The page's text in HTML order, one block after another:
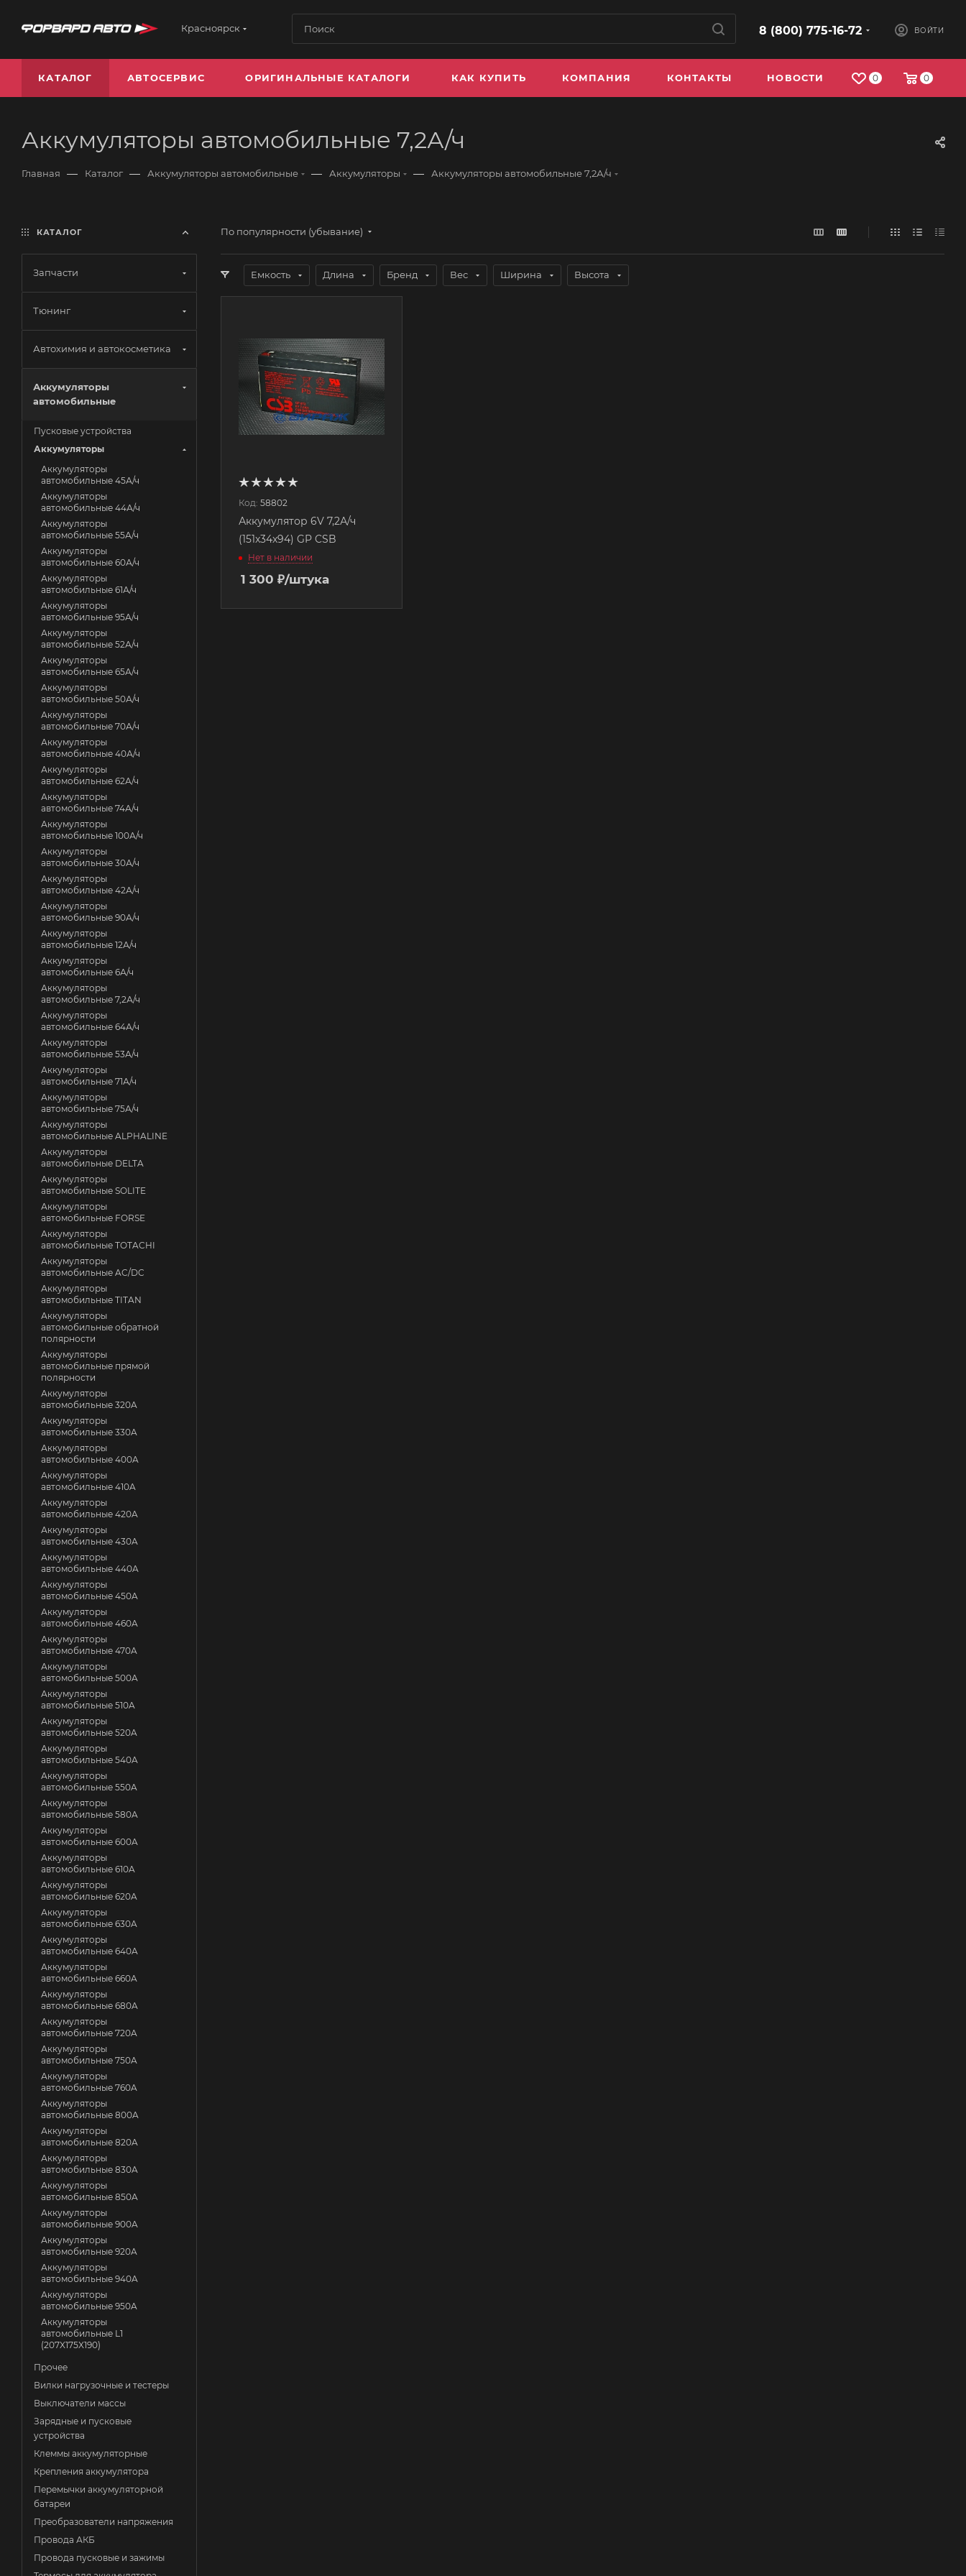
Красноярск 8 (800) 775-16-72 ВОЙТИ
0 0
КАТАЛОГ АВТОСЕРВИС ОРИГИНАЛЬНЫЕ КАТАЛОГИ КАК КУПИТЬ КОМПАНИЯ КОНТАКТЫ НОВОСТИ
Аккумуляторы автомобильные 7,2А/ч
Главная — Каталог — Аккумуляторы автомобильные — Аккумуляторы — Аккумуляторы автомобильные 7,2А/ч
По популярности (убывание)
Емкость Длина Бренд Вес Ширина Высота
Код: 58802
Аккумулятор 6V 7,2А/ч
(151x34x94) GP CSB
Нет в наличии
1 300 ₽/штука
КАТАЛОГ
Запчасти
Тюнинг
Автохимия и автокосметика
Аккумуляторы
автомобильные
Пусковые устройства
Аккумуляторы
Аккумуляторы
автомобильные 45А/ч
Аккумуляторы
автомобильные 44А/ч
Аккумуляторы
автомобильные 55А/ч
Аккумуляторы
автомобильные 60А/ч
Аккумуляторы
автомобильные 61А/ч
Аккумуляторы
автомобильные 95А/ч
Аккумуляторы
автомобильные 52А/ч
Аккумуляторы
автомобильные 65А/ч
Аккумуляторы
автомобильные 50А/ч
Аккумуляторы
автомобильные 70А/ч
Аккумуляторы
автомобильные 40А/ч
Аккумуляторы
автомобильные 62А/ч
Аккумуляторы
автомобильные 74А/ч
Аккумуляторы
автомобильные 100А/ч
Аккумуляторы
автомобильные 30А/ч
Аккумуляторы
автомобильные 42А/ч
Аккумуляторы
автомобильные 90А/ч
Аккумуляторы
автомобильные 12А/ч
Аккумуляторы
автомобильные 6А/ч
Аккумуляторы
автомобильные 7,2А/ч
Аккумуляторы
автомобильные 64А/ч
Аккумуляторы
автомобильные 53А/ч
Аккумуляторы
автомобильные 71А/ч
Аккумуляторы
автомобильные 75А/ч
Аккумуляторы
автомобильные ALPHALINE
Аккумуляторы
автомобильные DELTA
Аккумуляторы
автомобильные SOLITE
Аккумуляторы
автомобильные FORSE
Аккумуляторы
автомобильные TOTACHI
Аккумуляторы
автомобильные AC/DC
Аккумуляторы
автомобильные TITAN
Аккумуляторы
автомобильные обратной
полярности
Аккумуляторы
автомобильные прямой
полярности
Аккумуляторы
автомобильные 320A
Аккумуляторы
автомобильные 330A
Аккумуляторы
автомобильные 400A
Аккумуляторы
автомобильные 410A
Аккумуляторы
автомобильные 420A
Аккумуляторы
автомобильные 430A
Аккумуляторы
автомобильные 440A
Аккумуляторы
автомобильные 450A
Аккумуляторы
автомобильные 460A
Аккумуляторы
автомобильные 470A
Аккумуляторы
автомобильные 500A
Аккумуляторы
автомобильные 510A
Аккумуляторы
автомобильные 520A
Аккумуляторы
автомобильные 540A
Аккумуляторы
автомобильные 550A
Аккумуляторы
автомобильные 580A
Аккумуляторы
автомобильные 600A
Аккумуляторы
автомобильные 610A
Аккумуляторы
автомобильные 620A
Аккумуляторы
автомобильные 630A
Аккумуляторы
автомобильные 640A
Аккумуляторы
автомобильные 660A
Аккумуляторы
автомобильные 680A
Аккумуляторы
автомобильные 720A
Аккумуляторы
автомобильные 750A
Аккумуляторы
автомобильные 760A
Аккумуляторы
автомобильные 800A
Аккумуляторы
автомобильные 820A
Аккумуляторы
автомобильные 830A
Аккумуляторы
автомобильные 850A
Аккумуляторы
автомобильные 900A
Аккумуляторы
автомобильные 920A
Аккумуляторы
автомобильные 940A
Аккумуляторы
автомобильные 950A
Аккумуляторы
автомобильные L1
(207X175X190)
Прочее
Вилки нагрузочные и тестеры
Выключатели массы
Зарядные и пусковые
устройства
Клеммы аккумуляторные
Крепления аккумулятора
Перемычки аккумуляторной
батареи
Преобразователи напряжения
Провода АКБ
Провода пусковые и зажимы